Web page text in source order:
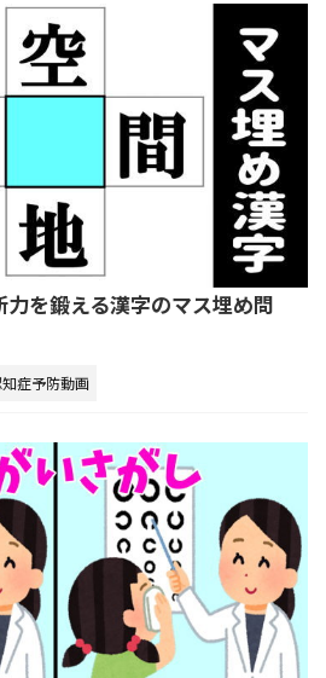
力を鍛える漢字のマス埋め問
症予防動画